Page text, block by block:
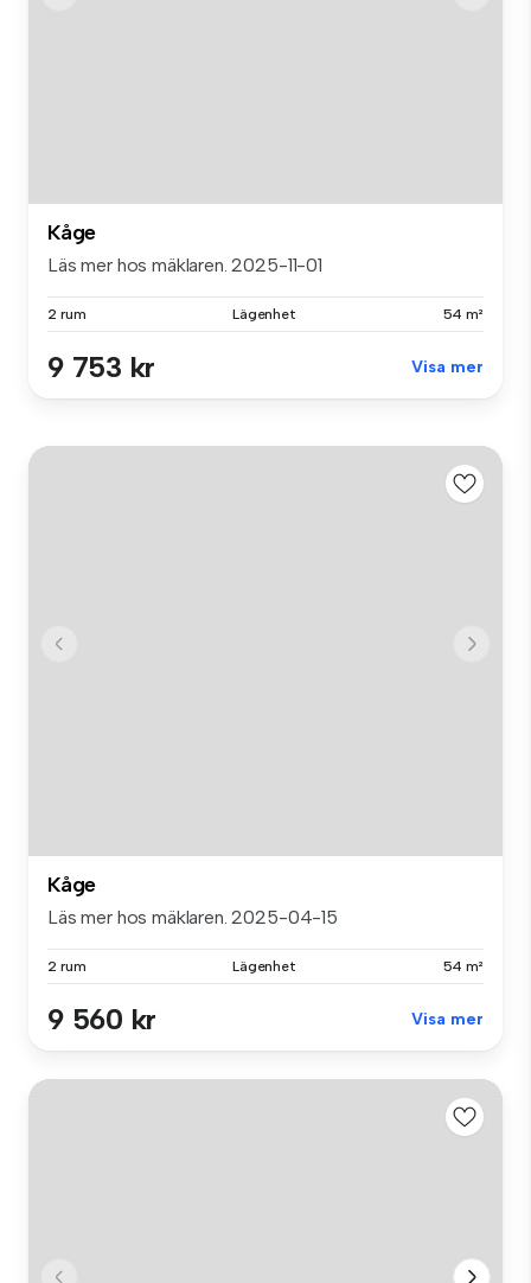
Kåge
Läs mer hos mäklaren. 2025-11-01
2 rum Lägenhet 54 m²
9 753 kr Visa mer
Kåge
Läs mer hos mäklaren. 2025-04-15
2 rum Lägenhet 54 m²
9 560 kr Visa mer